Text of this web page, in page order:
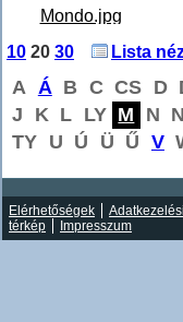
Mondo.jpg
10 20 30 Lista
A Á B C CS D
J
K L LY M N
TY U Ú Ü Ű V
Elérhetőségek
térkép
Impresszum